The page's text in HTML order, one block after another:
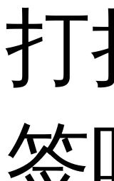
打
签